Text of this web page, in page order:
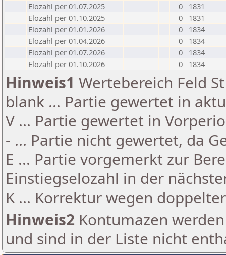
Elozahl per 01.07.2025
0
1831
Elozahl per 01.10.2025
0
1831
Elozahl per 01.01.2026
0
1834
Elozahl per 01.04.2026
0
1834
Elozahl per 01.07.2026
0
1834
Elozahl per 01.10.2026
0 1834
Hinweis1 Wertebereich Feld
blank ... Partie gewertet in
V ... Partie gewertet in
- ... Partie nicht gewertet, da
E ... Partie vorgemerkt zur
Einstiegselozahl in der
K ... Korrektur wegen
Hinweis2 Kontumazen
und sind in der Liste nicht